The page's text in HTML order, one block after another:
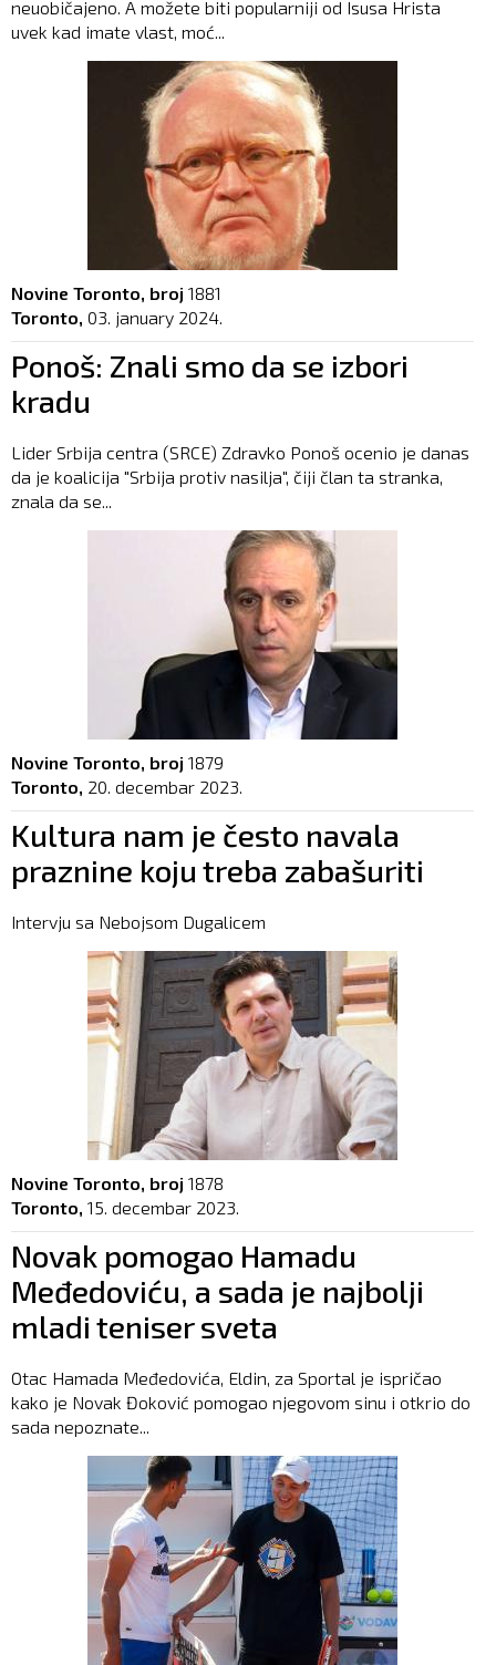
neuobičajeno. A možete biti popularniji od Isusa Hrista
uvek kad imate vlast, moć...
Novine Toronto, broj 1881
Toronto, 03. january 2024.
Ponoš: Znali smo da se izbori
kradu
Lider Srbija centra (SRCE) Zdravko Ponoš ocenio je danas
da je koalicija "Srbija protiv nasilja", čiji član ta stranka,
znala da se...
Novine Toronto, broj 1879
Toronto, 20. decembar 2023.
Kultura nam je često navala
praznine koju treba zabašuriti
Intervju sa Nebojsom Dugalicem
Novine Toronto, broj 1878
Toronto, 15. decembar 2023.
Novak pomogao Hamadu
Međedoviću, a sada je najbolji
mladi teniser sveta
Otac Hamada Međedovića, Eldin, za Sportal je ispričao
kako je Novak Đoković pomogao njegovom sinu i otkrio do
sada nepoznate...